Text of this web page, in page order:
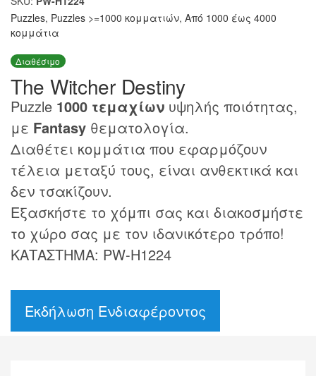
Puzzles, Puzzles >=1000 κομματιών, Από 1000 έως 4000
κομμάτια
Διαθέσιμο
The Witcher Destiny
Puzzle 1000 τεμαχίων υψηλής ποιότητας,
με Fantasy θεματολογία.
Διαθέτει κομμάτια που εφαρμόζουν
τέλεια μεταξύ τους, είναι ανθεκτικά και
δεν τσακίζουν.
Εξασκήστε το χόμπι σας και διακοσμήστε
το χώρο σας με τον ιδανικότερο τρόπο!
ΚΑΤΑΣΤΗΜΑ: PW-H1224
Εκδήλωση Ενδιαφέροντος